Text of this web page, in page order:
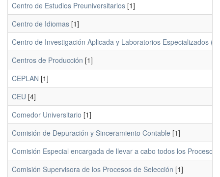
Centro de Estudios Preuniversitarios [1]
Centro de Idiomas [1]
Centro de Investigación Aplicada y Laboratorios Especializados
Centros de Producción [1]
CEPLAN [1]
CEU [4]
Comedor Universitario [1]
Comisión de Depuración y Sinceramiento Contable [1]
Comisión Especial encargada de llevar a cabo todos los
Comisión Supervisora de los Procesos de Selección [1]